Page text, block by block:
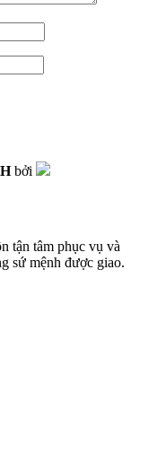
bởi
tận tâm phục vụ và
sứ mệnh được giao.